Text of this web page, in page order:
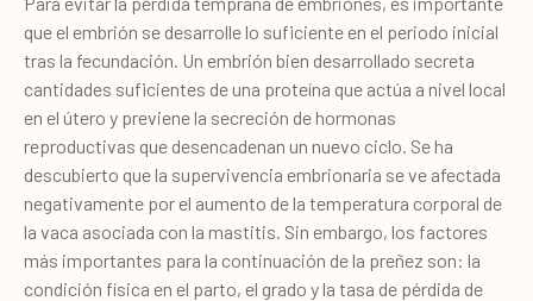
que el embrión se desarrolle lo suficiente en el periodo inicial
tras la fecundación. Un embrión bien desarrollado secreta
cantidades suficientes de una proteína que actúa a nivel local
en el útero y previene la secreción de hormonas
reproductivas que desencadenan un nuevo ciclo. Se ha
descubierto que la supervivencia embrionaria se ve afectada
negativamente por el aumento de la temperatura corporal de
la vaca asociada con la mastitis. Sin embargo, los factores
más importantes para la continuación de la preñez son: la
condición física en el parto, el grado y la tasa de pérdida de